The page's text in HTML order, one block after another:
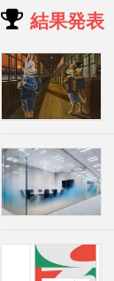
結果発表